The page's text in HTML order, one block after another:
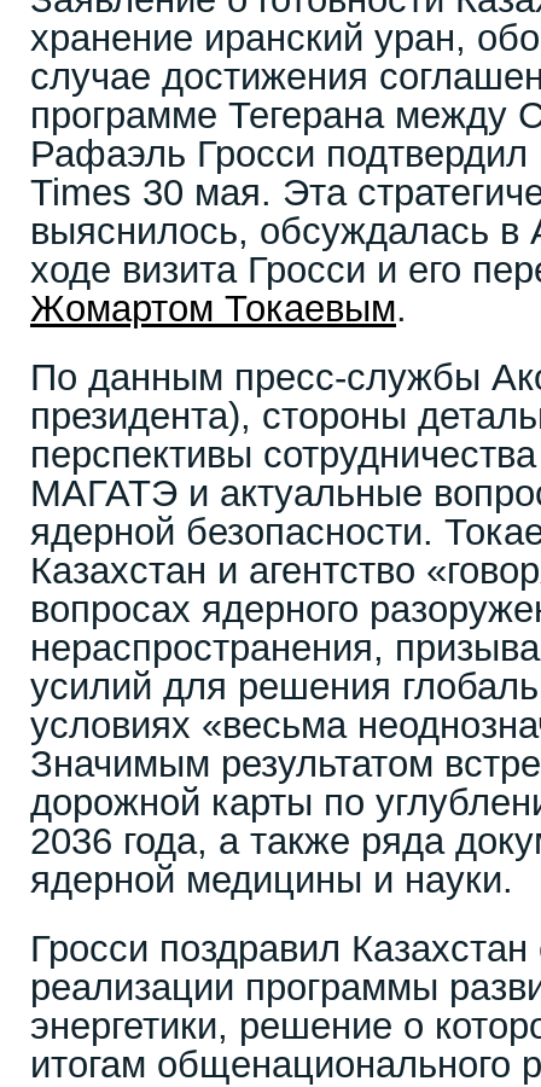
хранение иранский уран,
случае достижения
программе Тегерана
Рафаэль Гросси
Times 30 мая. Эта
выяснилось, обсуждалась
ходе визита Гросси и его
Жомартом Токаевым.
По данным пресс-службы
президента), стороны
перспективы
МАГАТЭ и актуальные
ядерной безопасности.
Казахстан и агентство
вопросах ядерного
нераспространения,
усилий для решения
условиях «весьма
Значимым результатом
дорожной карты по
2036 года, а также ряда
ядерной медицины и науки.
Гросси поздравил
реализации программы
энергетики, решение о
итогам общенационального